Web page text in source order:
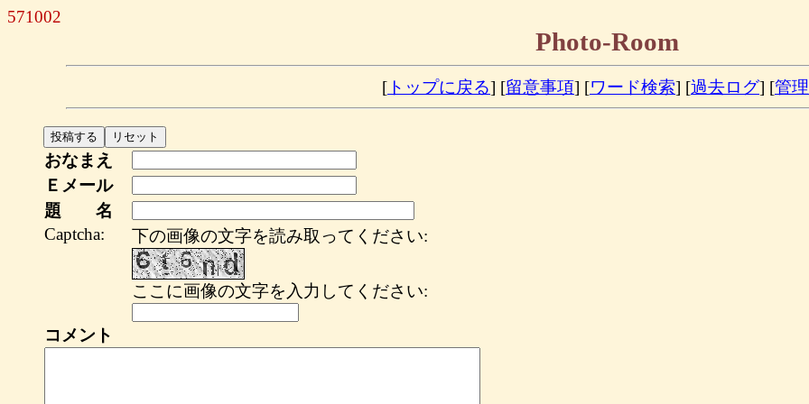
571002
Photo-Room
[ トップに戻る] [留意事項] [ワード検索] [過去ログ] [管
おなまえ
Ｅメール
題 名
Captcha:
下の画像の文字を読み取ってください:
ここに画像の文字を入力してください:
コメント